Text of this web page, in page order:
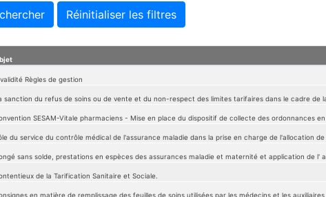
Réinitialiser les filtres
Règles de gestion
sanction du refus de soins ou de vente et du non-respect des limites tarifaires dans le cadre de
SESAM-Vitale pharmaciens - Mise en place du dispositif de collecte des ordonnances
du service du contrôle médical de l'assurance maladie dans la prise en charge de l'allocation de
sans solde, prestations en espèces des assurances maladie et maternité et application de l'
de la Tarification Sanitaire et Sociale.
en matière de remplissage des feuilles de soins utilisées par les médecins et les